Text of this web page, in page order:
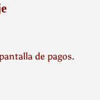
de pagos.